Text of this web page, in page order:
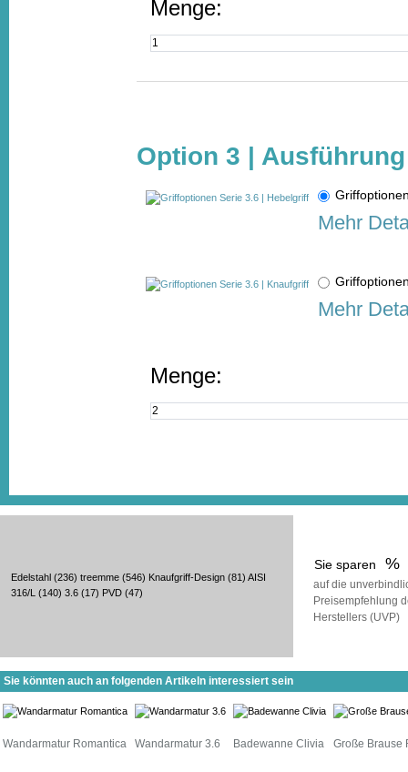
Menge:
Option 3 |
Mehr
Mehr
Menge:
Sie sparen %
auf die
Preisempfehlung
Herstellers (UVP)
Edelstahl (236) treemme (546) Knaufgriff-Design (81) AISI
316/L (140) 3.6 (17) PVD (47)
Sie könnten auch an folgenden Artikeln interessiert sein
Wandarmatur Romantica Wandarmatur 3.6 Badewanne Clivia Große Brause